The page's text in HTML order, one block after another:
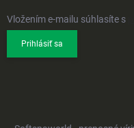
Vložením e-mailu súhlasíte s
Prihlásiť sa